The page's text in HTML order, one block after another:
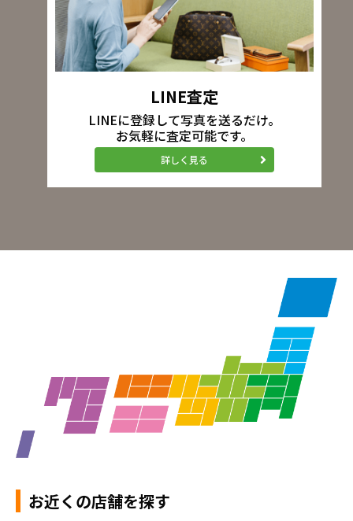
LINE査定
LINEに登録して写真を送るだけ。
お気軽に査定可能です。
詳しく見る
お近くの店舗を探す